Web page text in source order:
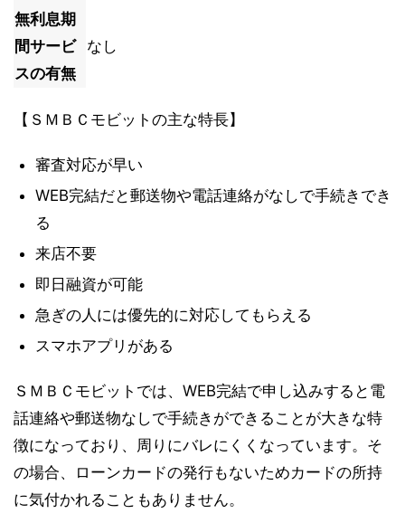
無利息期
間サービ
スの有無
なし
【ＳＭＢＣモビットの主な特長】
審査対応が早い
WEB完結だと郵送物や電話連絡がなしで手続きでき
る
来店不要
即日融資が可能
急ぎの人には優先的に対応してもらえる
スマホアプリがある
ＳＭＢＣモビットでは、WEB完結で申し込みすると電
話連絡や郵送物なしで手続きができることが大きな特
徴になっており、周りにバレにくくなっています。そ
の場合、ローンカードの発行もないためカードの所持
に気付かれることもありません。